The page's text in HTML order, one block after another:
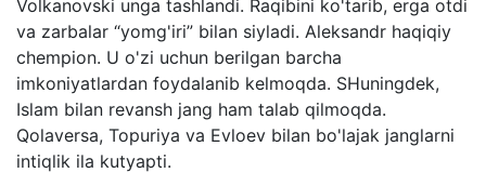
Volkanovski unga tashlandi. Raqibini ko'tarib, erga otdi
va zarbalar “yomg'iri” bilan siyladi. Aleksandr haqiqiy
chempion. U o'zi uchun berilgan barcha
imkoniyatlardan foydalanib kelmoqda. SHuningdek,
Islam bilan revansh jang ham talab qilmoqda.
Qolaversa, Topuriya va Evloev bilan bo'lajak janglarni
intiqlik ila kutyapti.